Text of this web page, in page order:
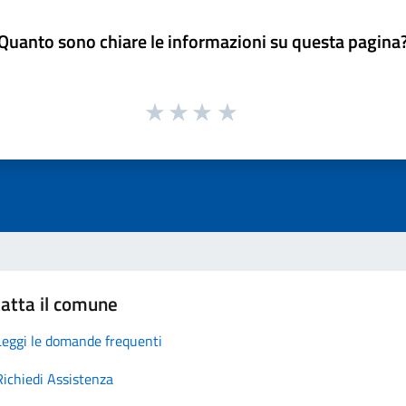
sono chiare le informazioni su questa
il comune
le domande frequenti
Assistenza